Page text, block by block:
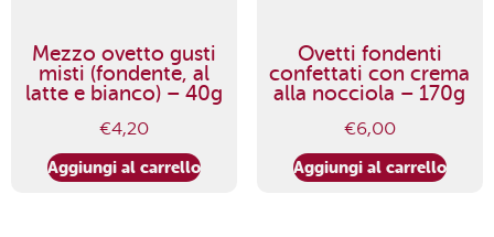
Mezzo ovetto gusti
misti (fondente, al
latte e bianco) – 40g
€4,20
Aggiungi al carrello
Ovetti fondenti
confettati con crema
alla nocciola – 170g
€6,00
Aggiungi al carrello